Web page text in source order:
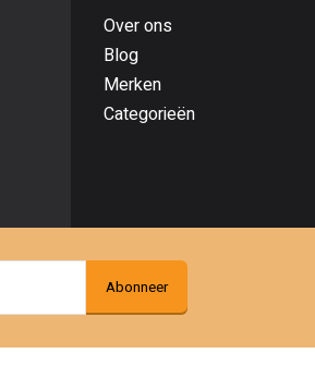
Over ons
Blog
Merken
Categorieën
Abonneer